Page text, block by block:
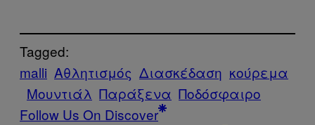
Tagged:
malli Αθλητισμός Διασκέδαση κούρεμα
Μουντιάλ Παράξενα Ποδόσφαιρο
Follow Us On Discover